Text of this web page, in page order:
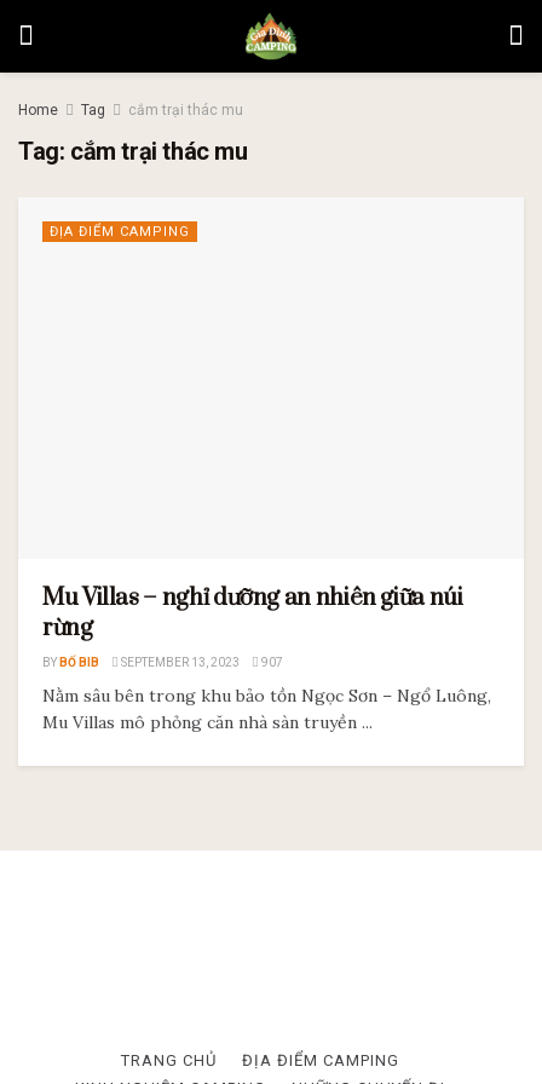
Home Tag cắm trại thác mu
Tag: cắm trại thác mu
ĐỊA ĐIỂM CAMPING
Mu Villas – nghỉ dưỡng an nhiên giữa núi
rừng
BY BỐ BIB SEPTEMBER 13, 2023 907
Nằm sâu bên trong khu bảo tồn Ngọc Sơn – Ngổ Luông,
Mu Villas mô phỏng căn nhà sàn truyền ...
TRANG CHỦ
ĐỊA ĐIỂM CAMPING